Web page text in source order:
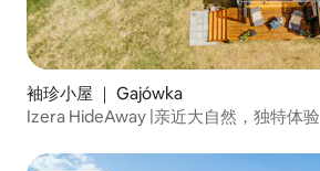
袖珍小屋 ｜ Gajówka
Izera HideAway |亲近大自然，独特体验